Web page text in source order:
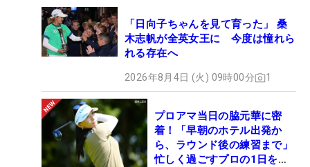
「日向子ちゃんを見て育った」 桑
木志帆が全英女王に 今度は憧れら
れる存在へ
2026年8月4日 (火) 09時00分 1
プロアマ当日の脇元華に密
着！「早朝のホテル出発か
ら、ラウンド後の練習まで」
忙しく過ごすプロの1日を公